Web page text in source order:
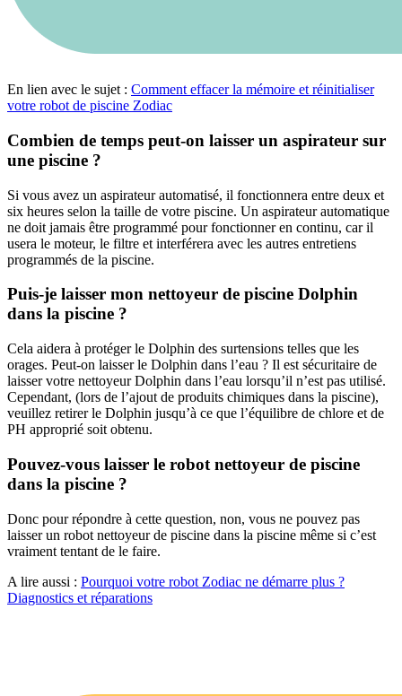
En lien avec le sujet : Comment effacer la mémoire et réinitialiser
votre robot de piscine Zodiac
Combien de temps peut-on laisser un aspirateur sur
une piscine ?
Si vous avez un aspirateur automatisé, il fonctionnera entre deux et
six heures selon la taille de votre piscine. Un aspirateur automatique
ne doit jamais être programmé pour fonctionner en continu, car il
usera le moteur, le filtre et interférera avec les autres entretiens
programmés de la piscine.
Puis-je laisser mon nettoyeur de piscine Dolphin
dans la piscine ?
Cela aidera à protéger le Dolphin des surtensions telles que les
orages. Peut-on laisser le Dolphin dans l’eau ? Il est sécuritaire de
laisser votre nettoyeur Dolphin dans l’eau lorsqu’il n’est pas utilisé.
Cependant, (lors de l’ajout de produits chimiques dans la piscine),
veuillez retirer le Dolphin jusqu’à ce que l’équilibre de chlore et de
PH approprié soit obtenu.
Pouvez-vous laisser le robot nettoyeur de piscine
dans la piscine ?
Donc pour répondre à cette question, non, vous ne pouvez pas
laisser un robot nettoyeur de piscine dans la piscine même si c’est
vraiment tentant de le faire.
A lire aussi : Pourquoi votre robot Zodiac ne démarre plus ?
Diagnostics et réparations